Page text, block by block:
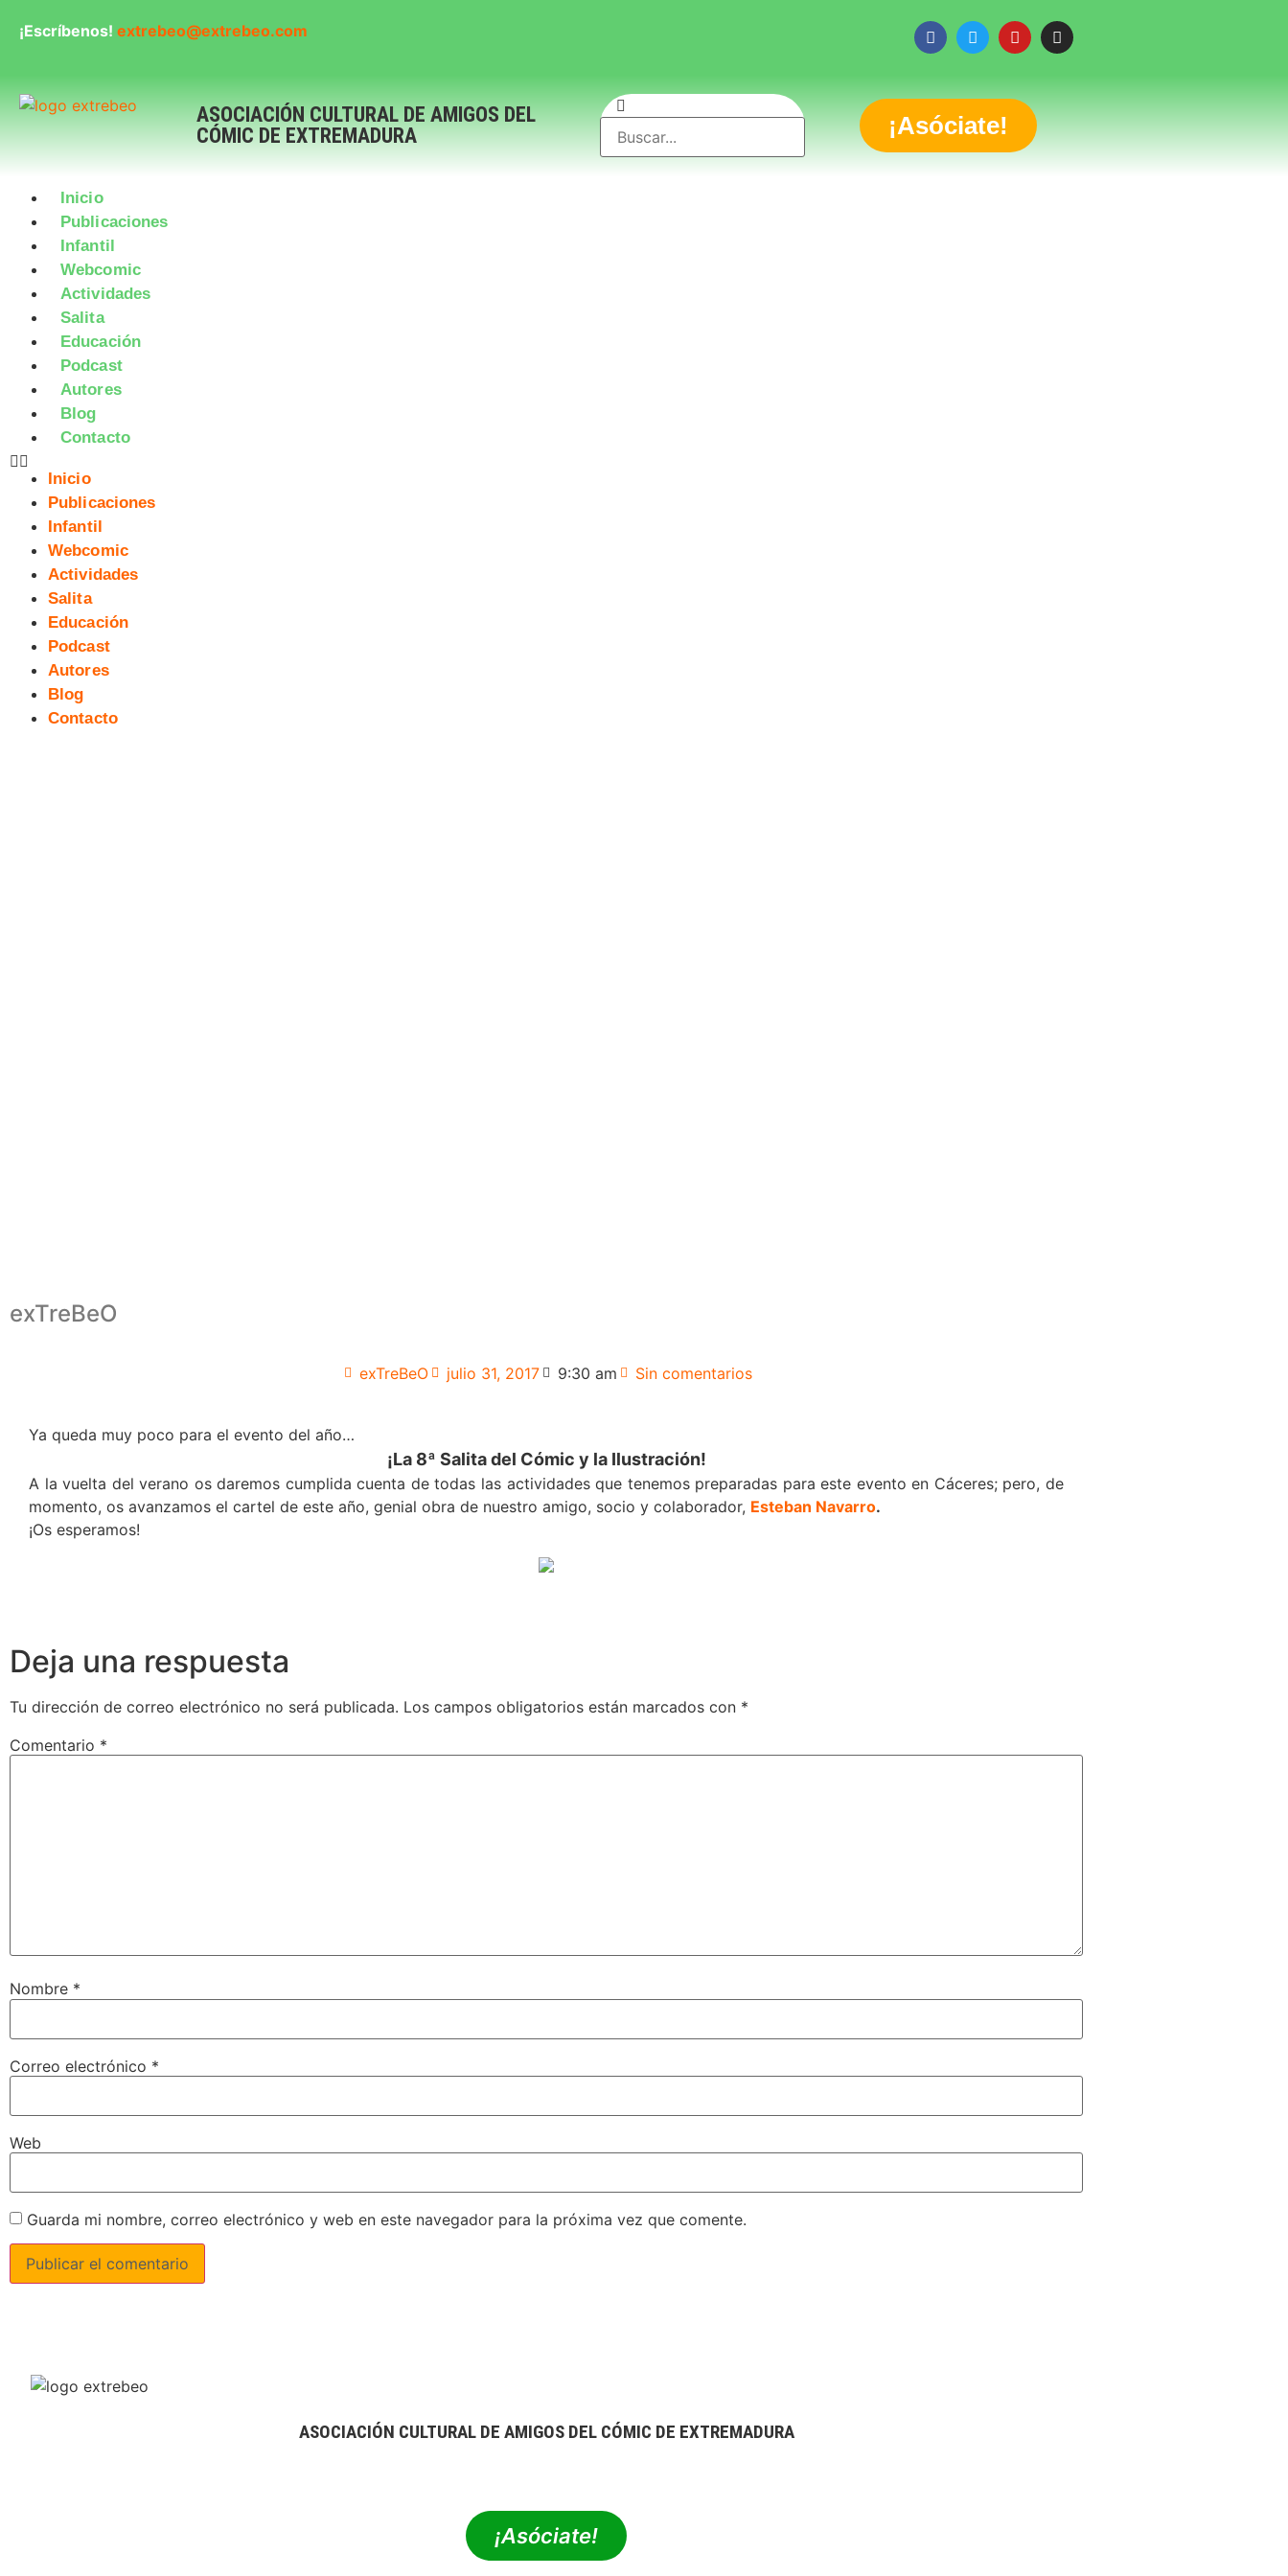
¡Escríbenos! extrebeo@extrebeo.com
ASOCIACIÓN CULTURAL DE AMIGOS DEL
CÓMIC DE EXTREMADURA
¡Asóciate!
Inicio
Publicaciones
Infantil
Webcomic
Actividades
Salita
Educación
Podcast
Autores
Blog
Contacto
Inicio
Publicaciones
Infantil
Webcomic
Actividades
Salita
Educación
Podcast
Autores
Blog
Contacto
exTreBeO
exTreBeO julio 31, 2017 9:30 am Sin comentarios
Ya queda muy poco para el evento del año…
¡La 8ª Salita del Cómic y la Ilustración!
A la vuelta del verano os daremos cumplida cuenta de todas las actividades que tenemos preparadas para este evento en Cáceres; pero, de
momento, os avanzamos el cartel de este año, genial obra de nuestro amigo, socio y colaborador, Esteban Navarro.
¡Os esperamos!
Deja una respuesta
Tu dirección de correo electrónico no será publicada. Los campos obligatorios están marcados con *
Comentario *
Nombre *
Correo electrónico *
Web
Guarda mi nombre, correo electrónico y web en este navegador para la próxima vez que comente.
ASOCIACIÓN CULTURAL DE AMIGOS DEL CÓMIC DE EXTREMADURA
¡Asóciate!